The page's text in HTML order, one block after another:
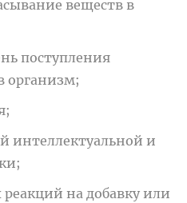
веществ в
поступления
организм;
интеллектуальной и
реакций на добавку или